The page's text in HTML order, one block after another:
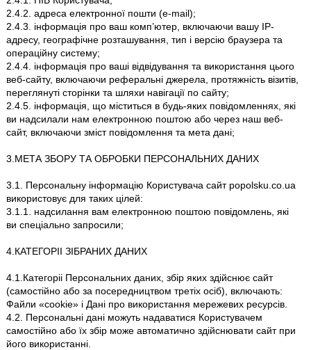
2.4.2. адреса електронної пошти (e-mail);
2.4.3. інформація про ваш комп’ютер, включаючи вашу IP-
адресу, географічне розташування, тип і версію браузера та
операційну систему;
2.4.4. інформація про ваші відвідування та використання цього
веб-сайту, включаючи реферальні джерела, протяжність візитів,
переглянуті сторінки та шляхи навігації по сайту;
2.4.5. інформація, що міститься в будь-яких повідомленнях, які
ви надсилали нам електронною поштою або через наш веб-
сайт, включаючи зміст повідомлення та мета дані;
3.МЕТА ЗБОРУ ТА ОБРОБКИ ПЕРСОНАЛЬНИХ ДАНИХ
3.1. Персональну інформацію Користувача сайт popolsku.co.ua
використовує для таких цілей:
3.1.1. надсилання вам електронною поштою повідомлень, які
ви спеціально запросили;
4.КАТЕГОРІІ ЗІБРАНИХ ДАНИХ
4.1.Категоріі Персональних даних, збір яких здійснює сайт
(самостійно або за посередництвом третіх осіб), включають:
Файли «cookie» і Дані про використання мережевих ресурсів.
4.2. Персональні дані можуть надаватися Користувачем
самостійно або їх збір може автоматично здійснювати сайт при
його використанні.